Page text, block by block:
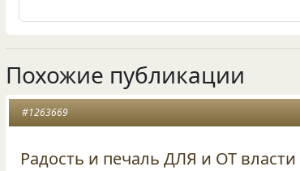
Похожие публикации
#1263669
Радость и печаль ДЛЯ и ОТ власти